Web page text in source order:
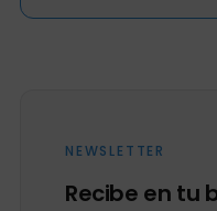
NEWSLETTER
Recibe en tu